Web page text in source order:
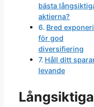
bästa
aktierna?
Bred
för god
diversifiering
Håll ditt
levande